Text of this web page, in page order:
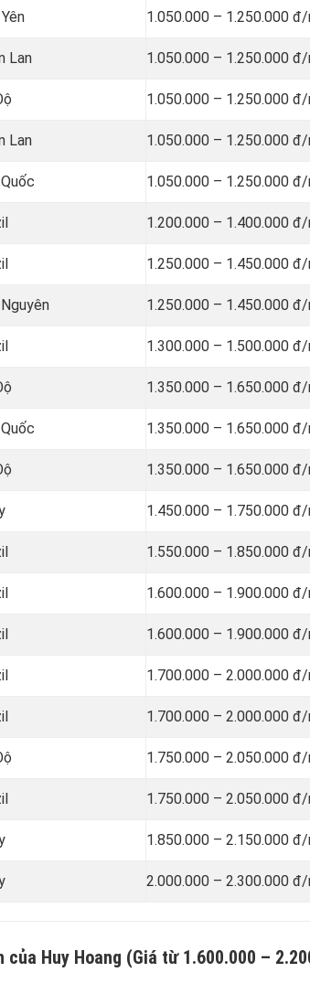
1.050.000 – 1.250.000 đ/
Lan 1.050.000 – 1.250.000 đ/
1.050.000 – 1.250.000 đ/
Lan 1.050.000 – 1.250.000 đ/
1.050.000 – 1.250.000 đ/
1.200.000 – 1.400.000 đ/
1.250.000 – 1.450.000 đ/
1.250.000 – 1.450.000 đ/
1.300.000 – 1.500.000 đ/
1.350.000 – 1.650.000 đ/
1.350.000 – 1.650.000 đ/
1.350.000 – 1.650.000 đ/
1.450.000 – 1.750.000 đ/
1.550.000 – 1.850.000 đ/
1.600.000 – 1.900.000 đ/
1.600.000 – 1.900.000 đ/
1.700.000 – 2.000.000 đ/
1.700.000 – 2.000.000 đ/
1.750.000 – 2.050.000 đ/
1.750.000 – 2.050.000 đ/
1.850.000 – 2.150.000 đ/
2.000.000 – 2.300.000 đ/
của Huy Hoang (Giá từ 1.600.000 –